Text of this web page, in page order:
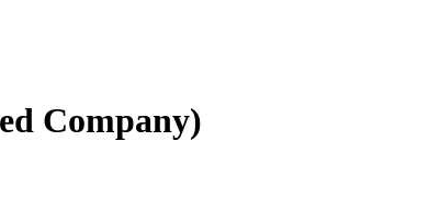
Company)